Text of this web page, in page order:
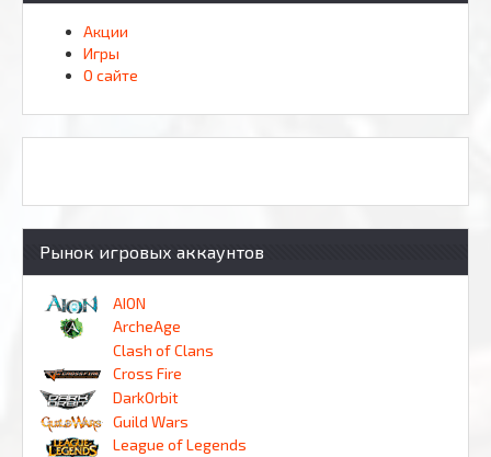
Акции
Игры
О сайте
Рынок игровых аккаунтов
AION
ArcheAge
Clash of Clans
Cross Fire
DarkOrbit
Guild Wars
League of Legends